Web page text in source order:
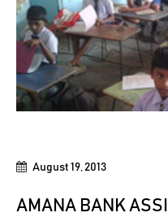
August 19, 2013
AMANA BANK